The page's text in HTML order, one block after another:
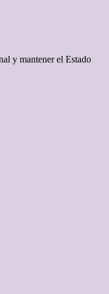
y mantener el Estado